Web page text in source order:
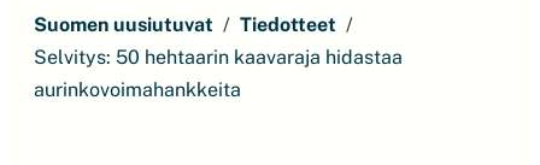
Suomen uusiutuvat
Tiedotteet
Selvitys: 50 hehtaarin kaavaraja hidastaa
aurinkovoimahankkeita